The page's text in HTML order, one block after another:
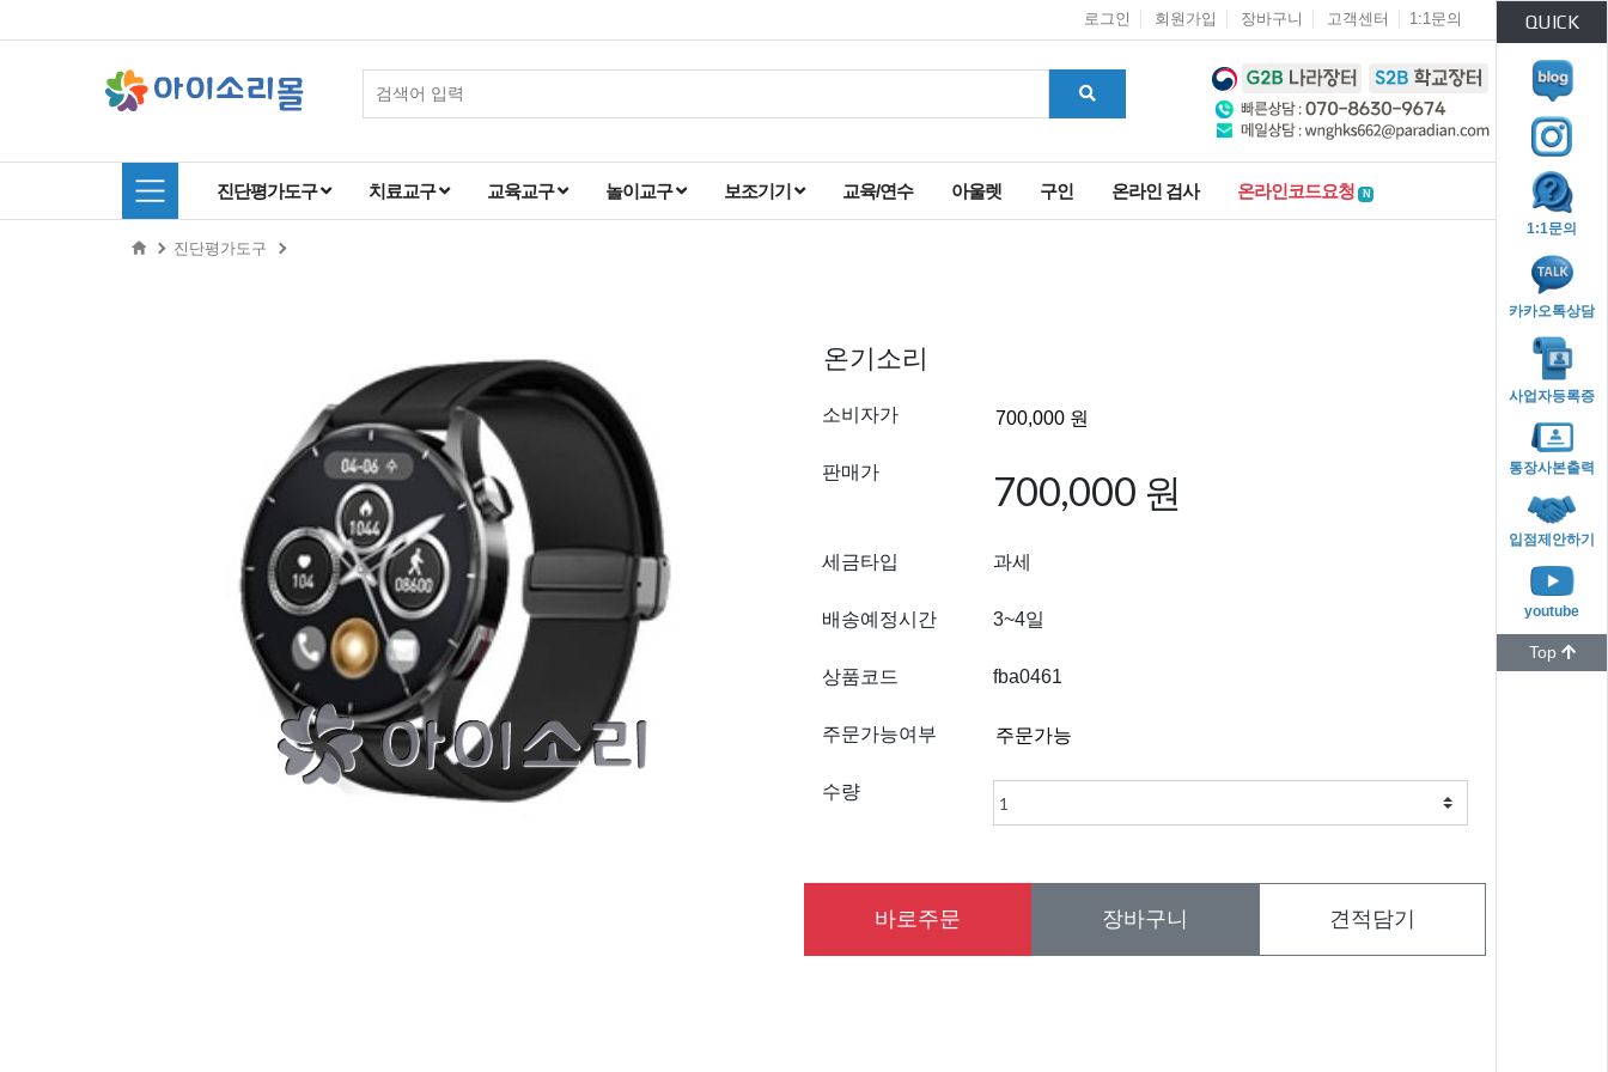
QUICK
1:1문의
카카오톡상담
사업자등록증
통장사본출력
입점제안하기
youtube
Top
로그인 회원가입 장바구니 고객센터 1:1문의
진단평가도구 치료교구 교육교구 놀이교구 보조기기 교육/연수 아울렛 구인 온라인 검사 온라인코드요청 N
진단평가도구
온기소리
소비자가
판매가 700,000 원
세금타입 과세
배송예정시간 3~4일
상품코드 fba0461
주문가능여부
수량
바로주문 장바구니 견적담기